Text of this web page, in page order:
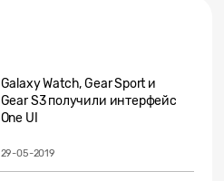
Galaxy Watch, Gear Sport и
Gear S3 получили интерфейс
One UI
29-05-2019